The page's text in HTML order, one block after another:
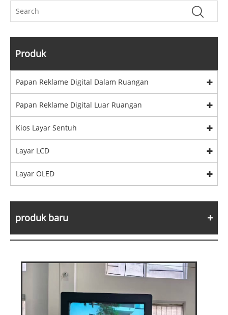
Produk
Papan Reklame Digital Dalam Ruangan
Papan Reklame Digital Luar Ruangan
Kios Layar Sentuh
Layar LCD
Layar OLED
produk baru